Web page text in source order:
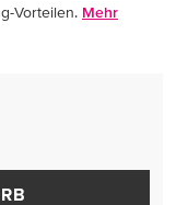
Vorteilen. Mehr